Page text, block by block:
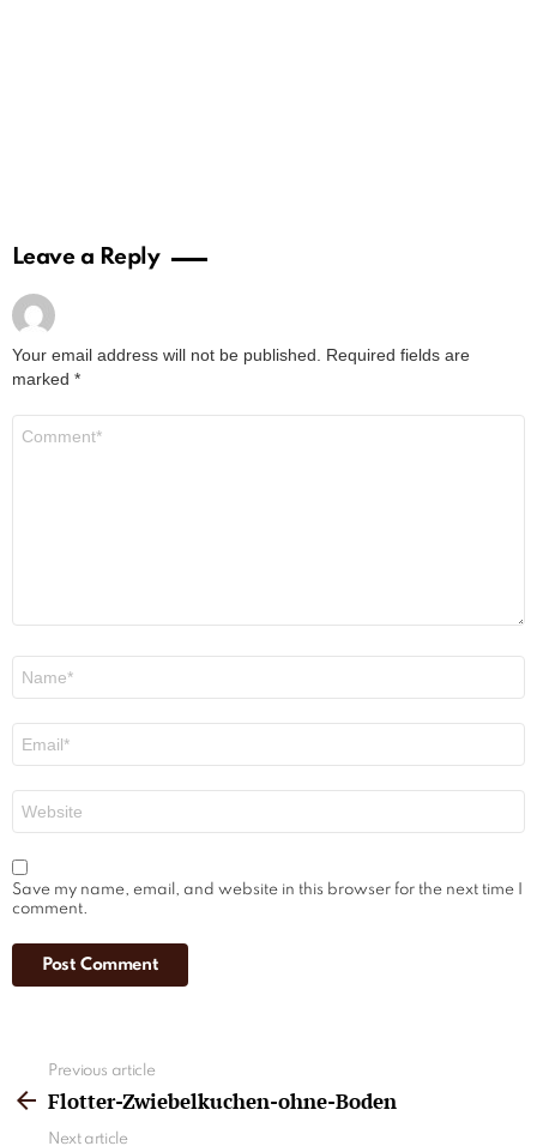
Leave a Reply
Your email address will not be published. Required fields are
marked *
Save my name, email, and website in this browser for the next time I
comment.
more
Previous article
Flotter-Zwiebelkuchen-ohne-Boden
Next article